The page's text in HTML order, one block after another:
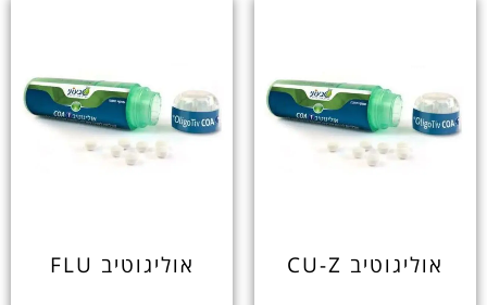
אוליגוטיב CU-Z אוליגוטיב FLU